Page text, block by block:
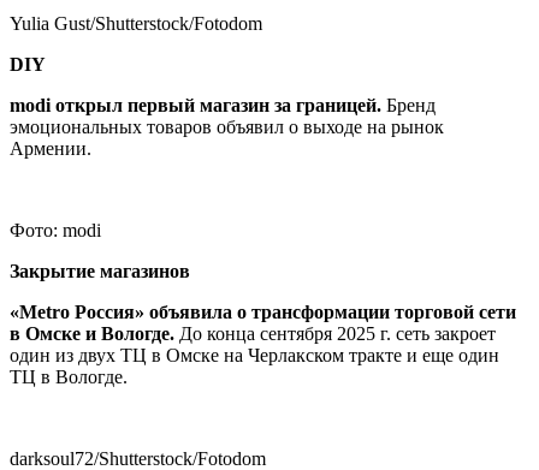
Yulia Gust/Shutterstock/Fotodom
DIY
modi открыл первый магазин за границей. Бренд
эмоциональных товаров объявил о выходе на рынок
Армении.
Фото: modi
Закрытие магазинов
«Metro Россия» объявила о трансформации торговой сети
в Омске и Вологде. До конца сентября 2025 г. сеть закроет
один из двух ТЦ в Омске на Черлакском тракте и еще один
ТЦ в Вологде.
darksoul72/Shutterstock/Fotodom